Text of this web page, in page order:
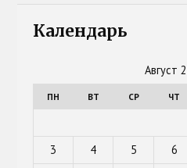
Календарь
Август
ПН ВТ СР ЧТ
3
4 5 6